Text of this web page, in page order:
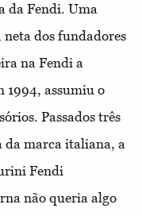
da Fendi. Uma
dos fundadores
na Fendi a
1994, assumiu o
Passados três
da marca italiana, a
Fendi
não queria algo